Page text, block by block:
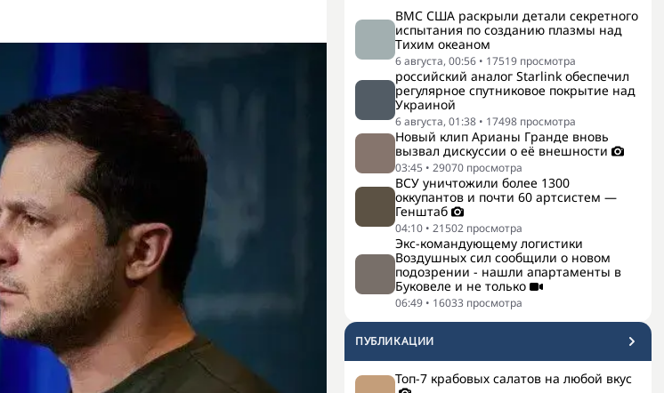
ВМС США раскрыли детали секретного
испытания по созданию плазмы над
Тихим океаном
6 августа, 00:56 • 17519 просмотра
российский аналог Starlink обеспечил
регулярное спутниковое покрытие над
Украиной
6 августа, 01:38 • 17498 просмотра
Новый клип Арианы Гранде вновь
вызвал дискуссии о её внешности
03:45 • 29070 просмотра
ВСУ уничтожили более 1300
оккупантов и почти 60 артсистем —
Генштаб
04:10 • 21502 просмотра
Экс-командующему логистики
Воздушных сил сообщили о новом
подозрении - нашли апартаменты в
Буковеле и не только
06:49 • 16033 просмотра
ПУБЛИКАЦИИ
Топ-7 крабовых салатов на любой вкус